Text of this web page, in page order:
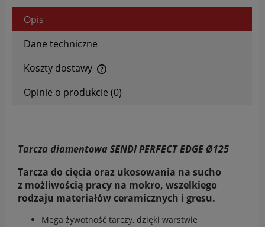
Opis
Dane techniczne
Koszty dostawy
Opinie o produkcie (0)
Tarcza diamentowa SENDI PERFECT EDGE Ø125
Tarcza do cięcia oraz ukosowania na sucho
z możliwością pracy na mokro, wszelkiego
rodzaju materiałów ceramicznych i gresu.
Mega żywotność tarczy, dzięki warstwie